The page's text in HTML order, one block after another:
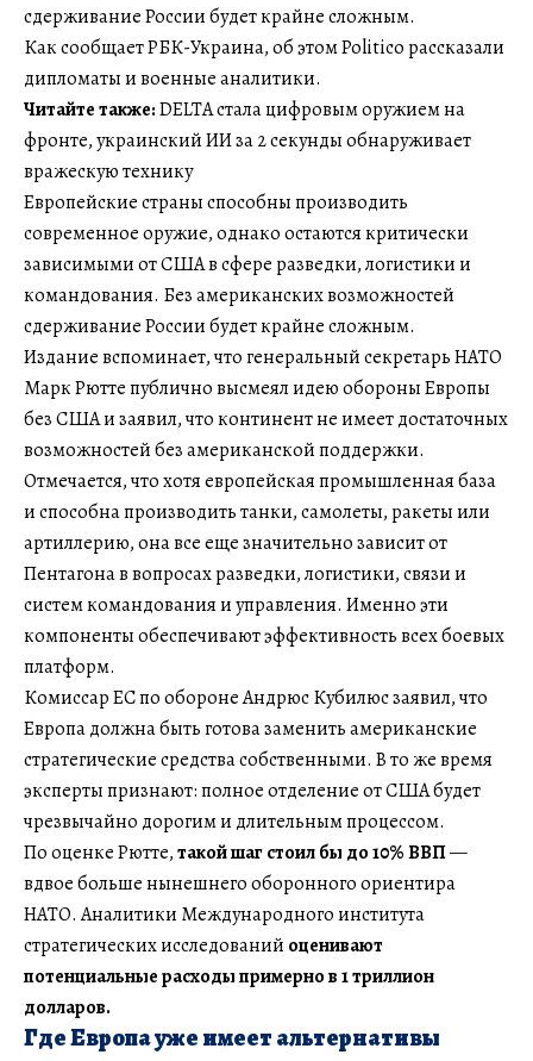
сдерживание России будет крайне сложным.
Как сообщает РБК-Украина, об этом Politico рассказали
дипломаты и военные аналитики.
Читайте также:DELTA стала цифровым оружием на
фронте, украинский ИИ за 2 секунды обнаруживает
вражескую технику
Европейские страны способны производить
современное оружие, однако остаются критически
зависимыми от США в сфере разведки, логистики и
командования. Без американских возможностей
сдерживание России будет крайне сложным.
Издание вспоминает, что генеральный секретарь НАТО
Марк Рютте публично высмеял идею обороны Европы
без США и заявил, что континент не имеет достаточных
возможностей без американской поддержки.
Отмечается, что хотя европейская промышленная база
и способна производить танки, самолеты, ракеты или
артиллерию, она все еще значительно зависит от
Пентагона в вопросах разведки, логистики, связи и
систем командования и управления. Именно эти
компоненты обеспечивают эффективность всех боевых
платформ.
Комиссар ЕС по обороне Андрюс Кубилюс заявил, что
Европа должна быть готова заменить американские
стратегические средства собственными. В то же время
эксперты признают: полное отделение от США будет
чрезвычайно дорогим и длительным процессом.
По оценке Рютте,такой шаг стоил бы до 10% ВВП—
вдвое больше нынешнего оборонного ориентира
НАТО. Аналитики Международного института
стратегических исследований оценивают
потенциальные расходы примерно в 1 триллион
долларов.
Где Европа уже имеет альтернативы